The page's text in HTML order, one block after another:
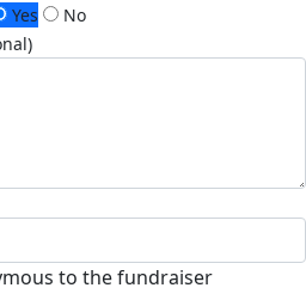
Yes
No
to the fundraiser